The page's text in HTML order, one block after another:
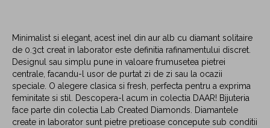
Minimalist si elegant, acest inel din aur alb cu diamant solitaire
de 0.3ct creat in laborator este definitia rafinamentului discret.
Designul sau simplu pune in valoare frumusetea pietrei
centrale, facandu-l usor de purtat zi de zi sau la ocazii
speciale. O alegere clasica si fresh, perfecta pentru a exprima
feminitate si stil. Descopera-l acum in colectia DAAR! Bijuteria
face parte din colectia Lab Created Diamonds. Diamantele
create in laborator sunt pietre pretioase concepute sub conditii